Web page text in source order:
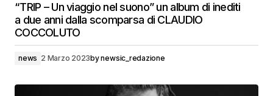
“TRIP – Un viaggio nel suono” un album di inediti
a due anni dalla scomparsa di CLAUDIO
COCCOLUTO
news 2 Marzo 2023bynewsic_redazione